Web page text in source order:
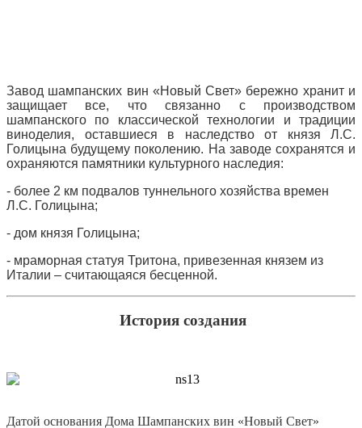
Завод шампанских вин «Новый Свет» бережно хранит и
защищает все, что связанно с производством
шампанского по классической технологии и традиции
виноделия, оставшиеся в наследство от князя Л.С.
Голицына будущему поколению. На заводе сохранятся и
охраняются памятники культурного наследия:
- более 2 км подвалов туннельного хозяйства времен
Л.С. Голицына;
- дом князя Голицына;
- мраморная статуя Тритона, привезенная князем из
Италии – считающаяся бесценной.
История создания
Датой основания Дома Шампанских вин «Новый Свет»